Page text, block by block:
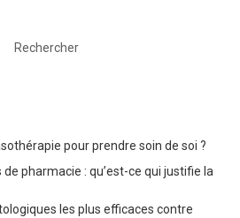
Rechercher
pour prendre soin de soi ?
pharmacie : qu’est-ce qui justifie la
les plus efficaces contre